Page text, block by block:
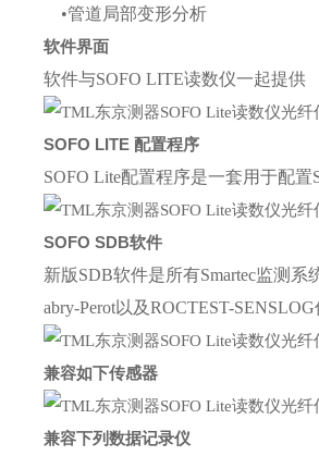
•管道局部变形分析
软件界面
软件与SOFO LITE读数仪一起提供
SOFO LITE 配置程序
SOFO Lite配置程序是一套用于配
SOFO SDB软件
新版SDB软件是所有Smartec监测
abry-Perot以及ROCTEST-
兼容如下传感器
兼容下列数据记录仪